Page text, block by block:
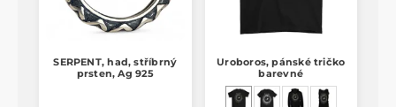
SERPENT, had, stříbrný
prsten, Ag 925
Uroboros, pánské tričko
barevné